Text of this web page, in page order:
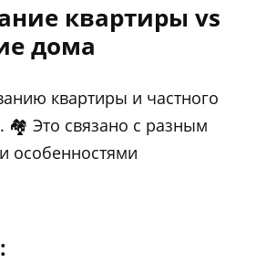
квартиры vs
дома
квартиры и частного
🏘️ Это связано с разным
особенностями